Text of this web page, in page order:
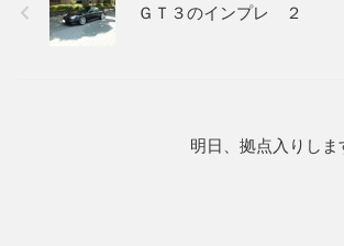
ＧＴ３のインプレ ２
明日、拠点入りしま